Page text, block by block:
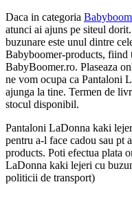
Daca in categoria
atunci ai ajuns pe siteul
buzunare este unul dintre
Babyboomer-products,
BabyBoomer.ro. Plaseaza
ne vom ocupa ca Pantaloni
ajunga la tine. Termen de
stocul disponibil.
Pantaloni LaDonna kaki
pentru a-l face cadou sau pt
products. Poti efectua plata
LaDonna kaki lejeri cu
politicii de transport)